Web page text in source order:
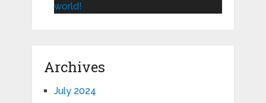
world!
Archives
July 2024